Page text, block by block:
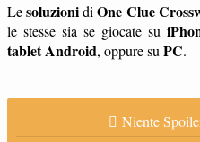
LesoluzionidiOne Clue
le stesse sia se giocate su
tabletAndroid, oppure su PC.
Niente